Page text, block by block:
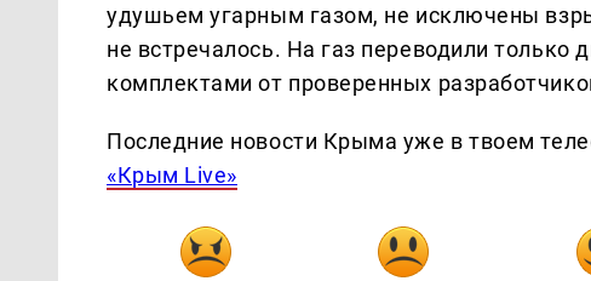
удушьем угарным газом, не исключены
не встречалось. На газ переводили только
комплектами от проверенных
Последние новости Крыма уже в твоем
«Крым Live»